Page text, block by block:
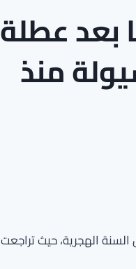
بعد عطلة
منذ
الهجرية، حيث تراجعت